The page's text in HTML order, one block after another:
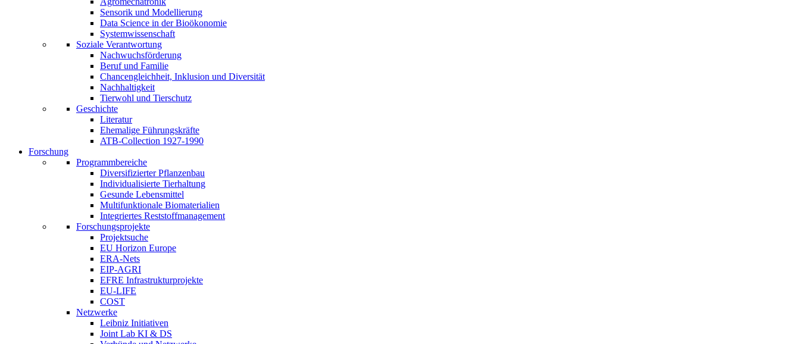
Sensorik und Modellierung
Data Science in der Bioökonomie
Systemwissenschaft
Soziale Verantwortung
Nachwuchsförderung
Beruf und Familie
Chancengleichheit, Inklusion und Diversität
Nachhaltigkeit
Tierwohl und Tierschutz
Geschichte
Literatur
Ehemalige Führungskräfte
ATB-Collection 1927-1990
Forschung
Programmbereiche
Diversifizierter Pflanzenbau
Individualisierte Tierhaltung
Gesunde Lebensmittel
Multifunktionale Biomaterialien
Integriertes Reststoffmanagement
Forschungsprojekte
Projektsuche
EU Horizon Europe
ERA-Nets
EIP-AGRI
EFRE Infrastrukturprojekte
EU-LIFE
COST
Netzwerke
Leibniz Initiativen
Joint Lab KI & DS